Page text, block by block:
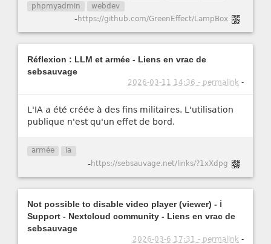
phpmyadmin
webdev
-https://github.com/GreenEffect/LampBox
Réflexion : LLM et armée - Liens en vrac de
sebsauvage
2026-03-11 14:36 - permalink -
L'IA a été créée à des fins militaires. L'utilisation
publique n'est qu'un effet de bord.
armée ia
-https://sebsauvage.net/links/?1xXdpg
Not possible to disable video player (viewer) - ℹ️
Support - Nextcloud community - Liens en vrac de
sebsauvage
2026-03-6 17:31 - permalink -